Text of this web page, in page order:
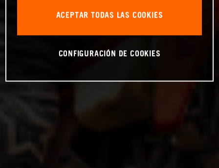
ACEPTAR TODAS LAS COOKIES
CONFIGURACIÓN DE COOKIES